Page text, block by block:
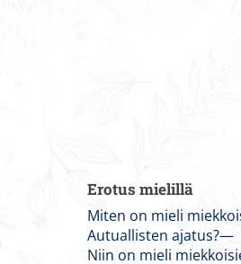
Erotus mielillä
Miten on mieli
Autuallisten ajatus?—
Niin on mieli